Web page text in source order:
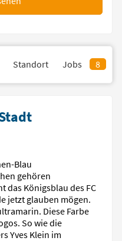
Standort Jobs 8
Blau
gehören
das Königsblau des FC
jetzt glauben mögen.
Diese Farbe
So wie die
Yves Klein im